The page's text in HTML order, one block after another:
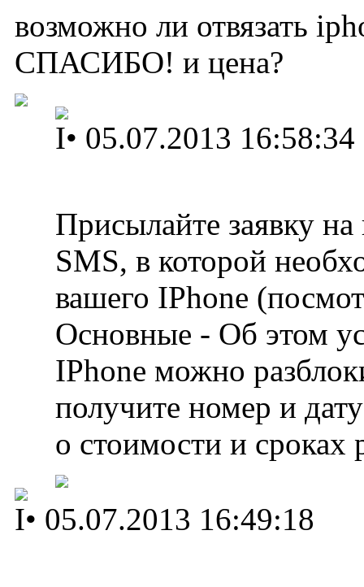
возможно ли отвязать
СПАСИБО! и цена?
I• 05.07.2013 16:58:34
Присылайте заявку
SMS, в которой
вашего IPhone
Основные - Об этом
IPhone можно
получите номер и
о стоимости и сроках
I• 05.07.2013 16:49:18